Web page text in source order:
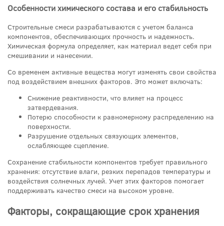
Особенности химического состава и его стабильность
Строительные смеси разрабатываются с учетом баланса
компонентов, обеспечивающих прочность и надежность.
Химическая формула определяет, как материал ведет себя при
смешивании и нанесении.
Со временем активные вещества могут изменять свои свойства
под воздействием внешних факторов. Это может включать:
Снижение реактивности, что влияет на процесс
затвердевания.
Потерю способности к равномерному распределению на
поверхности.
Разрушение отдельных связующих элементов,
ослабляющее сцепление.
Сохранение стабильности компонентов требует правильного
хранения: отсутствие влаги, резких перепадов температуры и
воздействия солнечных лучей. Учет этих факторов помогает
поддерживать качество смеси на высоком уровне.
Факторы, сокращающие срок хранения